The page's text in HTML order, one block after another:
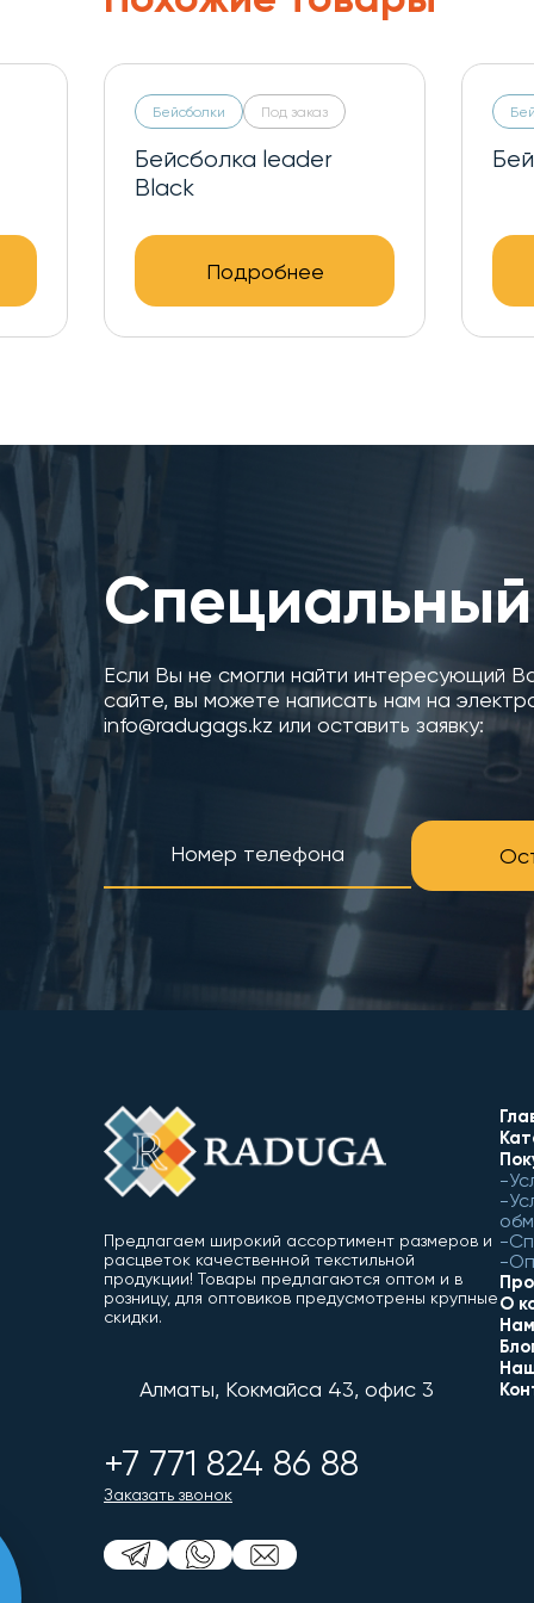
Бейсболки Под заказ
Бейсболка leader
Black
Подробнее
Если Вы не смогли найти интересующий
сайте, вы можете написать нам на
info@radugags.kz или оставить заявку:
Предлагаем широкий ассортимент размеров и
расцветок качественной текстильной
продукции! Товары предлагаются оптом и в
розницу, для оптовиков предусмотрены крупные
скидки.
Алматы, Кокмайса 43, офис 3
+7 771 824 86 88
Заказать звонок
О